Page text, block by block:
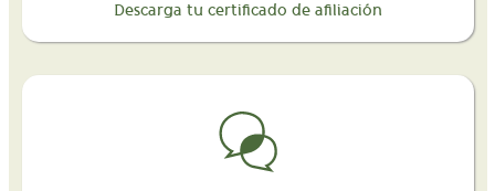
Descarga tu certificado de afiliación